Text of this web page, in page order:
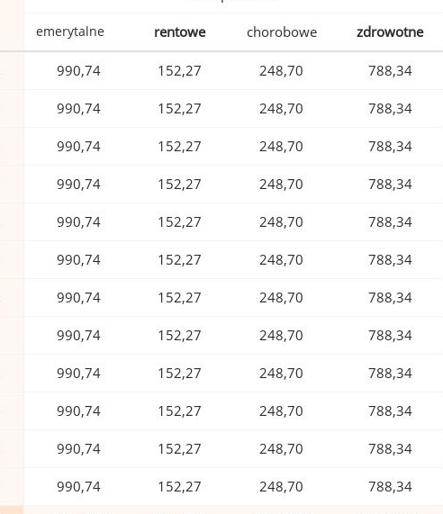
emerytalne rentowe chorobowe zdrowotne
990,74 152,27 248,70 788,34
990,74 152,27 248,70 788,34
990,74 152,27 248,70 788,34
990,74 152,27 248,70 788,34
990,74 152,27 248,70 788,34
990,74 152,27 248,70 788,34
990,74 152,27 248,70 788,34
990,74 152,27 248,70 788,34
990,74 152,27 248,70 788,34
990,74 152,27 248,70 788,34
990,74 152,27 248,70 788,34
990,74 152,27 248,70 788,34